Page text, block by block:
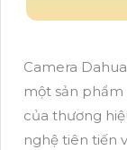
Camera Dahua
một sản
của thương
nghệ tiên tiến